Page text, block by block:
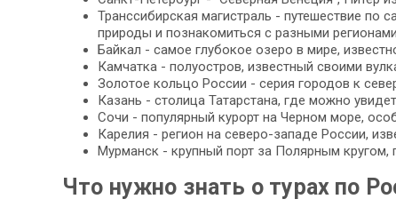
Транссибирская магистраль - путешествие
природы и познакомиться с разными
Байкал - самое глубокое озеро в мире,
Камчатка - полуостров, известный своими
Золотое кольцо России - серия городов к
Казань - столица Татарстана, где можно
Сочи - популярный курорт на Черном море,
Карелия - регион на северо-западе России,
Мурманск - крупный порт за Полярным
Что нужно знать о турах по